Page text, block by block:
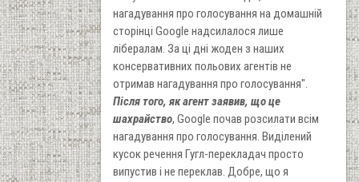
нагадування про голосування на домашній
сторінці Google надсилалося лише
лібералам. За ці дні жоден з наших
консервативних польових агентів не
отримав нагадування про голосування".
Після того, як агент заявив, що це
шахрайство, Google почав розсилати всім
нагадування про голосування. Виділений
кусок речення Гугл-перекладач просто
випустив і не переклав. Добре, що я